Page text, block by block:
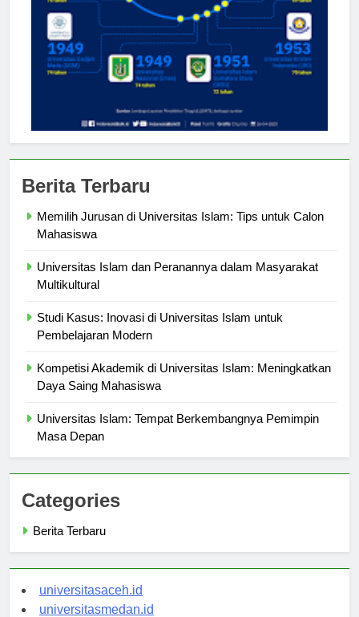
Memilih Jurusan di Universitas Islam: Tips untuk Calon
Universitas Islam dan Peranannya dalam Masyarakat
Studi Kasus: Inovasi di Universitas Islam untuk
Kompetisi Akademik di Universitas Islam: Meningkatkan
Universitas Islam: Tempat Berkembangnya Pemimpin
Categories
universitasaceh.id